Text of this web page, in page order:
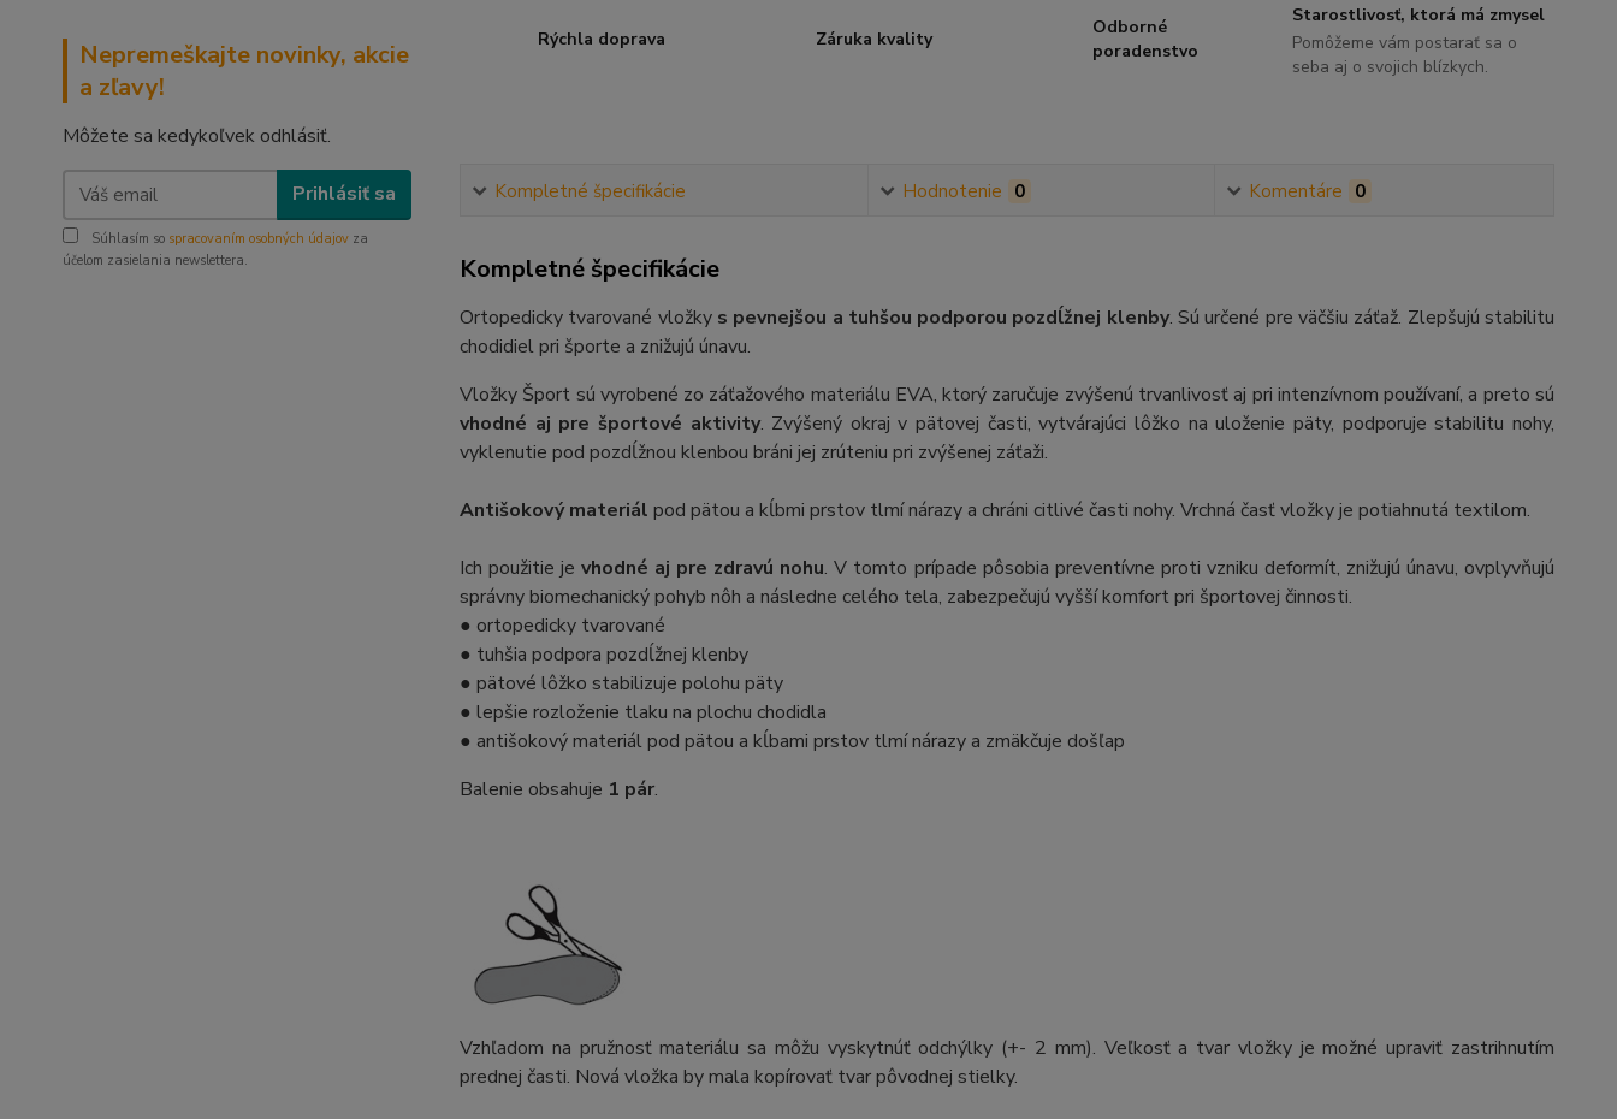
Nepremeškajte novinky, akcie
a zľavy!
Môžete sa kedykoľvek odhlásiť.
Prihlásiť sa
Súhlasím so spracovaním osobných údajov za
účelom zasielania newslettera.
Rýchla doprava Záruka kvality
Odborné
poradenstvo
Starostlivosť, ktorá má zmysel
Pomôžeme vám postarať sa o
seba aj o svojich blízkych.
Kompletné špecifikácie Hodnotenie 0 Komentáre 0
Kompletné špecifikácie
Ortopedicky tvarované vložkys pevnejšou a tuhšou podporou pozdĺžnej klenby. Sú určené pre väčšiu záťaž. Zlepšujú stabilitu
chodidiel pri športe a znižujú únavu.
Vložky Šport sú vyrobené zo záťažového materiálu EVA, ktorý zaručuje zvýšenú trvanlivosť aj pri intenzívnom používaní, a preto sú
vhodné aj pre športové aktivity. Zvýšený okraj v pätovej časti, vytvárajúci lôžko na uloženie päty, podporuje stabilitu nohy,
vyklenutie pod pozdĺžnou klenbou bráni jej zrúteniu pri zvýšenej záťaži.
Antišokový materiál pod pätou a kĺbmi prstov tlmí nárazy a chráni citlivé časti nohy. Vrchná časť vložky je potiahnutá textilom.
Ich použitie jevhodné aj pre zdravú nohu. V tomto prípade pôsobia preventívne proti vzniku deformít, znižujú únavu, ovplyvňujú
správny biomechanický pohyb nôh a následne celého tela, zabezpečujú vyšší komfort pri športovej činnosti.
● ortopedicky tvarované
● tuhšia podpora pozdĺžnej klenby
● pätové lôžko stabilizuje polohu päty
● lepšie rozloženie tlaku na plochu chodidla
● antišokový materiál pod pätou a kĺbami prstov tlmí nárazy a zmäkčuje došľap
Balenie obsahuje 1 pár.
Vzhľadom na pružnosť materiálu sa môžu vyskytnúť odchýlky (+- 2 mm). Veľkosť a tvar vložky je možné upraviť zastrihnutím
prednej časti. Nová vložka by mala kopírovať tvar pôvodnej stielky.